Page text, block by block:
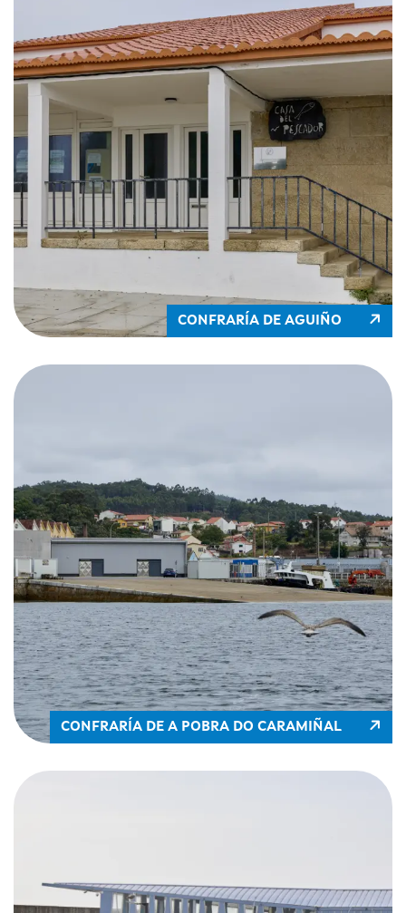
CONFRARÍA DE AGUIÑO
CONFRARÍA DE A POBRA DO CARAMIÑAL